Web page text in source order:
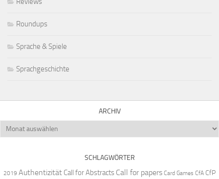
Roundups
Sprache & Spiele
Sprachgeschichte
ARCHIV
Archiv
SCHLAGWÖRTER
2019 Authentizität Call for Abstracts Call for papers Card Games CfA CfP